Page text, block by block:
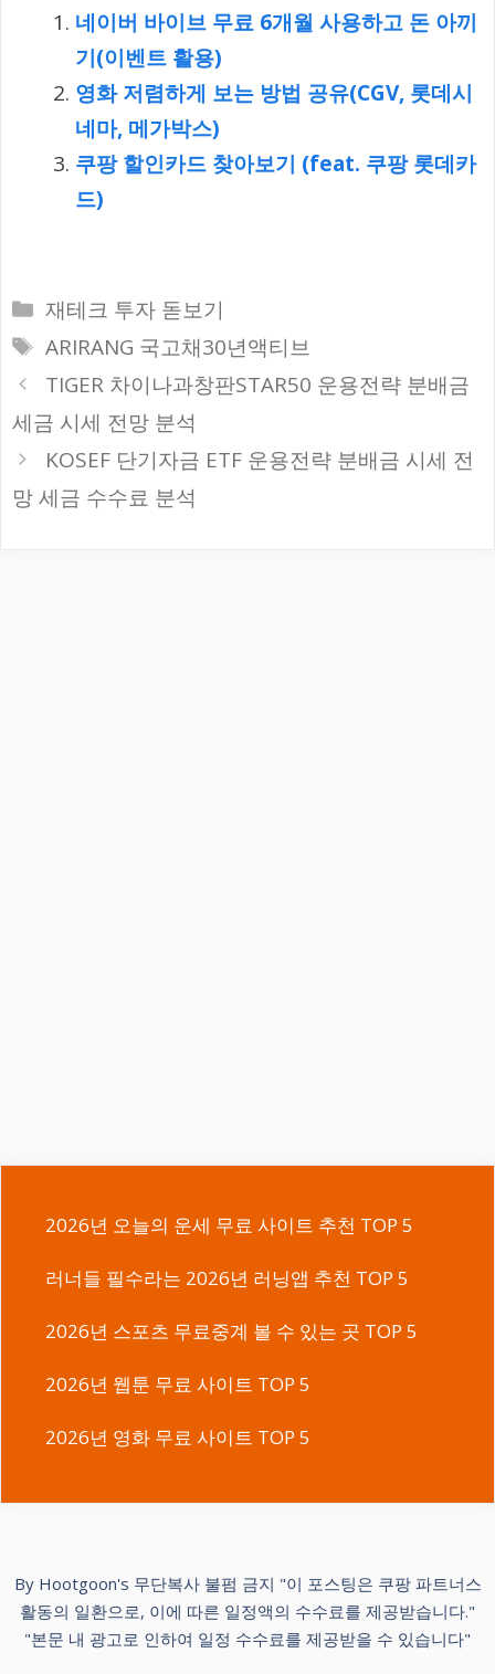
네이버 바이브 무료 6개월 사용하고 돈 아끼
기(이벤트 활용)
영화 저렴하게 보는 방법 공유(CGV, 롯데시
네마, 메가박스)
쿠팡 할인카드 찾아보기 (feat. 쿠팡 롯데카
드)
카
테
리
재테크 투자 돋보기
태
그
ARIRANG 국고채30년액티브
TIGER 차이나과창판STAR50 운용전략 분배금
세금 시세 전망 분석
KOSEF 단기자금 ETF 운용전략 분배금 시세 전
망 세금 수수료 분석
2026년 오늘의 운세 무료 사이트 추천 TOP 5
러너들 필수라는 2026년 러닝앱 추천 TOP 5
2026년 스포츠 무료중계 볼 수 있는 곳 TOP 5
2026년 웹툰 무료 사이트 TOP 5
2026년 영화 무료 사이트 TOP 5
By Hootgoon's 무단복사 불펌 금지 "이 포스팅은 쿠팡 파트너스
활동의 일환으로, 이에 따른 일정액의 수수료를 제공받습니다."
"본문 내 광고로 인하여 일정 수수료를 제공받을 수 있습니다"